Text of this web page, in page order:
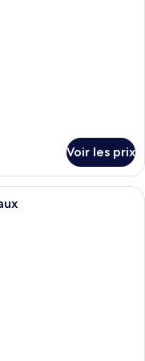
Voir les prix
d’hôtel équipée d’un